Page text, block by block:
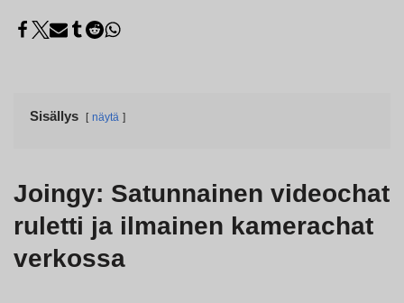
Sisällys näytä
Joingy: Satunnainen videochat
ruletti ja ilmainen kamerachat
verkossa